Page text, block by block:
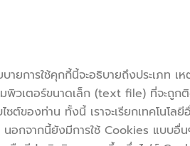
บายการใช้คุกกี้นี้จะอธิบายถึงประเภท
พิวเตอร์ขนาดเล็ก (text file) ที่จะถูก
ไซต์ของท่าน ทั้งนี้ เราจะเรียกเทคโนโ
อกจากนี้ยังมีการใช้ Cookies แบบอื่น